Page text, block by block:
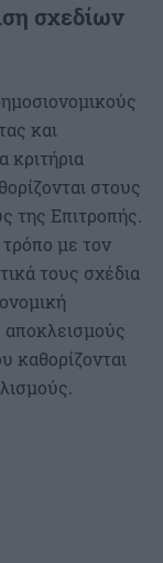
σχεδίων
και
στους
της Επιτροπής.
με τον
τους σχέδια
αποκλεισμούς
καθορίζονται